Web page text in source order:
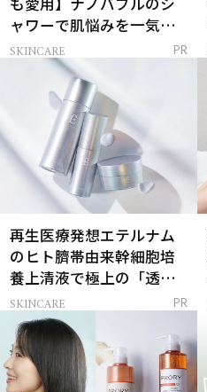
ャワーで肌悩みを一気に
解決
SKINCARE PR
再生医療発想エテルナム
のヒト臍帯由来幹細胞培
養上清液で極上の「透明
感ハリ肌」へ
SKINCARE PR